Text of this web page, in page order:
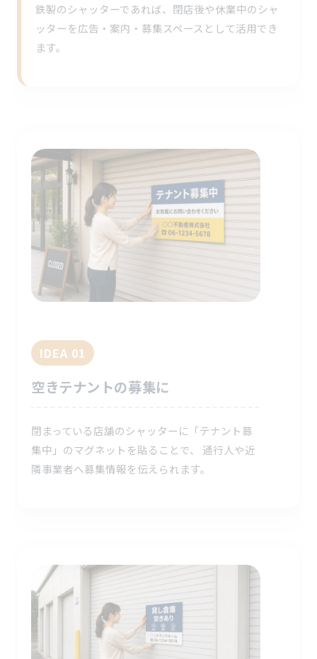
鉄製のシャッターであれば、閉店後や休業中のシャ
ッターを広告・案内・募集スペースとして活用でき
ます。
IDEA 01
空きテナントの募集に
閉まっている店舗のシャッターに「テナント募
集中」のマグネットを貼ることで、 通行人や近
隣事業者へ募集情報を伝えられます。